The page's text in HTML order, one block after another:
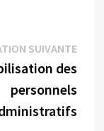
:
SUIVANTE
des
personnels